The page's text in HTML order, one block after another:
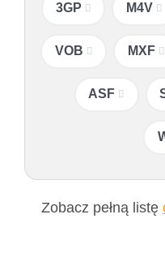
3GP M4V
VOB MXF
ASF
Zobacz pełną listę